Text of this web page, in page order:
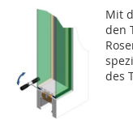
Mit
den
des